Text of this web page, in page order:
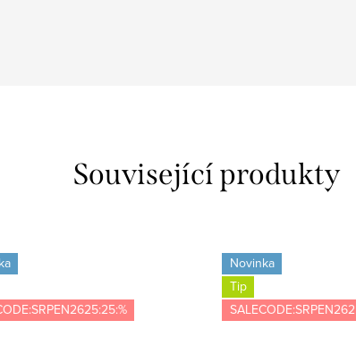
Související produkty
Novinka
Tip